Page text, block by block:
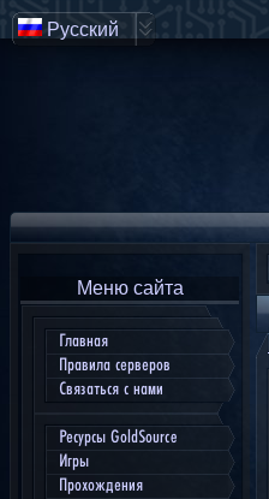
Меню сайта
Главная
Правила серверов
Связаться с нами
Ресурсы GoldSource
Игры
Прохождения
Русский